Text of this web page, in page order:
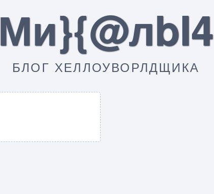
Ми}{@лbI4
БЛОГ ХЕЛЛОУВОРЛДЩИКА